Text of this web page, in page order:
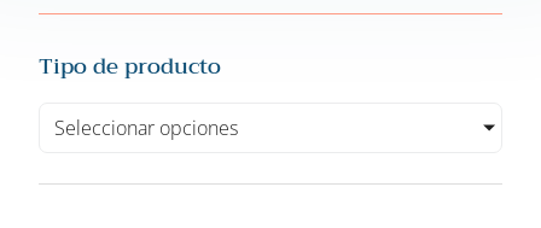
Blog
Tipo de producto
Seleccionar opciones